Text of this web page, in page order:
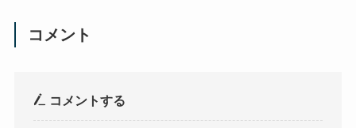
コメント
コメントする